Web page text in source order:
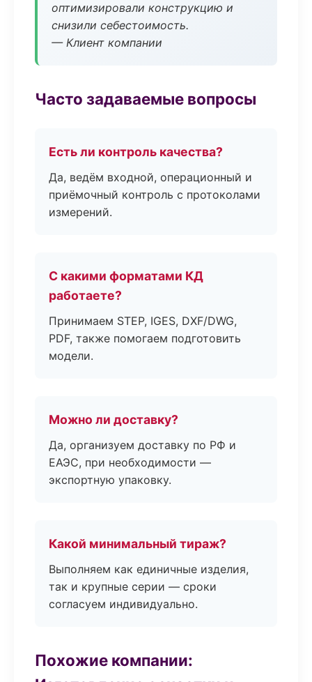
оптимизировали конструкцию и
снизили себестоимость.
— Клиент компании
Часто задаваемые вопросы
Есть ли контроль качества?
Да, ведём входной, операционный и
приёмочный контроль с протоколами
измерений.
С какими форматами КД
работаете?
Принимаем STEP, IGES, DXF/DWG,
PDF, также помогаем подготовить
модели.
Можно ли доставку?
Да, организуем доставку по РФ и
ЕАЭС, при необходимости —
экспортную упаковку.
Какой минимальный тираж?
Выполняем как единичные изделия,
так и крупные серии — сроки
согласуем индивидуально.
Похожие компании: